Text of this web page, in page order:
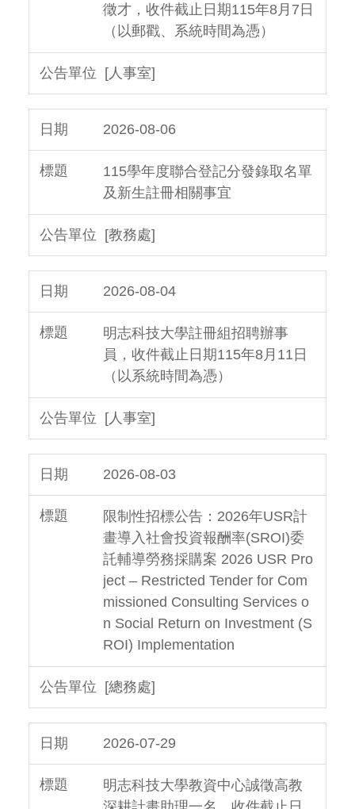
徵才，收件截止日期115年8月7日
（以郵戳、系統時間為憑）
[人事室]
2026-08-06
115學年度聯合登記分發錄取名單
及新生註冊相關事宜
[教務處]
2026-08-04
明志科技大學註冊組招聘辦事
員，收件截止日期115年8月11日
（以系統時間為憑）
[人事室]
2026-08-03
限制性招標公告：2026年USR計
畫導入社會投資報酬率(SROI)委
託輔導勞務採購案 2026 USR Pro
ject – Restricted Tender for Com
missioned Consulting Services o
n Social Return on Investment (S
ROI) Implementation
[總務處]
2026-07-29
明志科技大學教資中心誠徵高教